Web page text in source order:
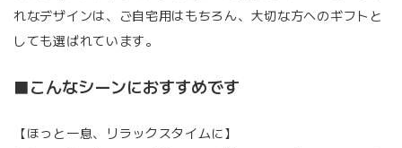
れなデザインは、ご自宅用はもちろん、大切な方へのギフトと
しても選ばれています。
■こんなシーンにおすすめです
【ほっと一息、リラックスタイムに】